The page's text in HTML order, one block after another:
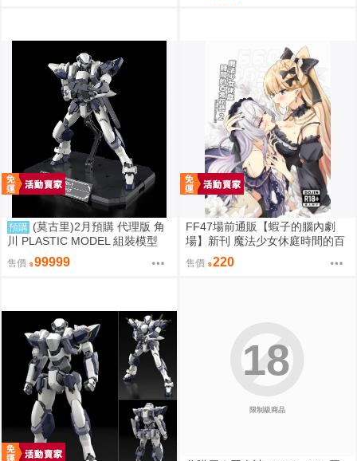
預購 (莫古里)2月預購 代理版 角
川 PLASTIC MODEL 組裝模型
驚爆危機 1/48 強弩兵 特別套組
免訂金
售價 99999
FF47場前通販【蝦子的腦內劇
場】新刊 魔法少女休庭時間的百
合花藝2 魔法少女的魔女裁判 蝦
子 Ebiko［箱庭交響曲-通販］
售價 220
限制級商品
18